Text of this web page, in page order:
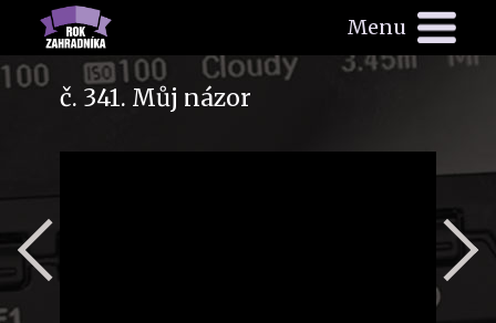
Menu
č. 341. Můj názor